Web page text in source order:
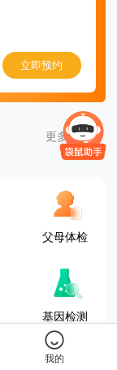
立即预约
更多套餐
父母体检
基因检测
我的